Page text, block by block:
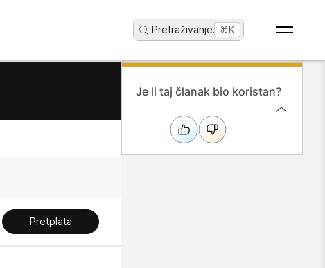
Pretraživanje... ⌘K
Pretplata
Je li taj članak bio koristan?